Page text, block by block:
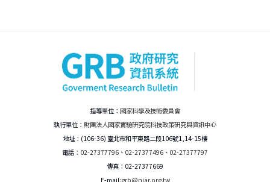
指導單位： 國家科學及技術委員會
執行單位： 財團法人國家實驗研究院科技政策研究與資訊中心
地址：(106-36) 臺北市和平東路二段106號1,14-15樓
電話： 02-27377796 、 02-27377496 、 02-27377797
傳真：02-27377669
E-mail:grb@niar.org.tw